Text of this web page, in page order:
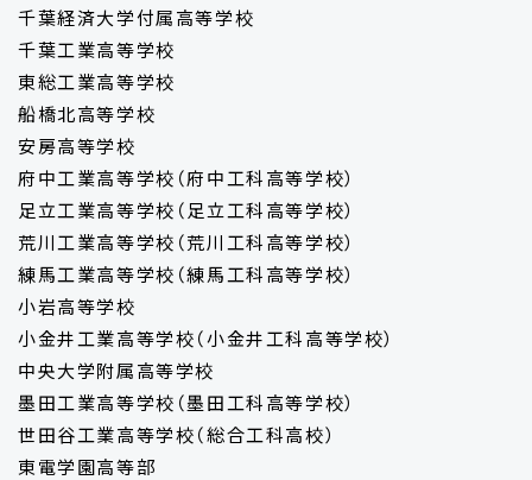
千葉経済大学付属高等学校
千葉工業高等学校
東総工業高等学校
船橋北高等学校
安房高等学校
府中工業高等学校（府中工科高等学校）
足立工業高等学校（足立工科高等学校）
荒川工業高等学校（荒川工科高等学校）
練馬工業高等学校（練馬工科高等学校）
小岩高等学校
小金井工業高等学校（小金井工科高等学校）
中央大学附属高等学校
墨田工業高等学校（墨田工科高等学校）
世田谷工業高等学校（総合工科高校）
東電学園高等部